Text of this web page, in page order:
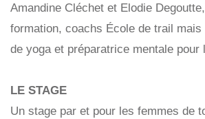
Amandine Cléchet et Elodie
formation, coachs École de trail
de yoga et préparatrice mentale pour
LE STAGE
Un stage par et pour les femmes de